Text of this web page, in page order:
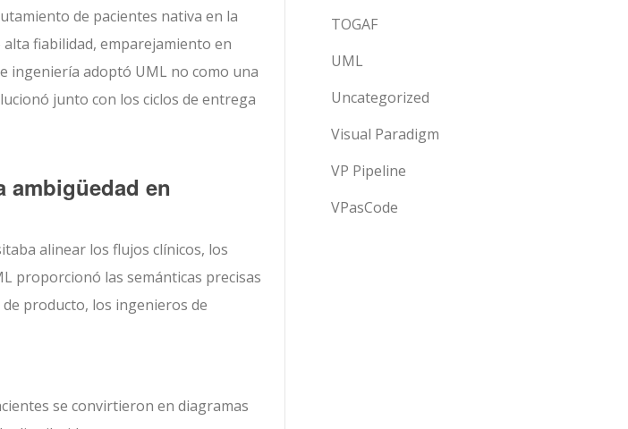
de pacientes nativa en la
fiabilidad, emparejamiento en
ingeniería adoptó UML no como una
junto con los ciclos de entrega
ambigüedad en
alinear los flujos clínicos, los
proporcionó las semánticas precisas
producto, los ingenieros de
se convirtieron en diagramas
TOGAF
UML
Uncategorized
Visual Paradigm
VP Pipeline
VPasCode